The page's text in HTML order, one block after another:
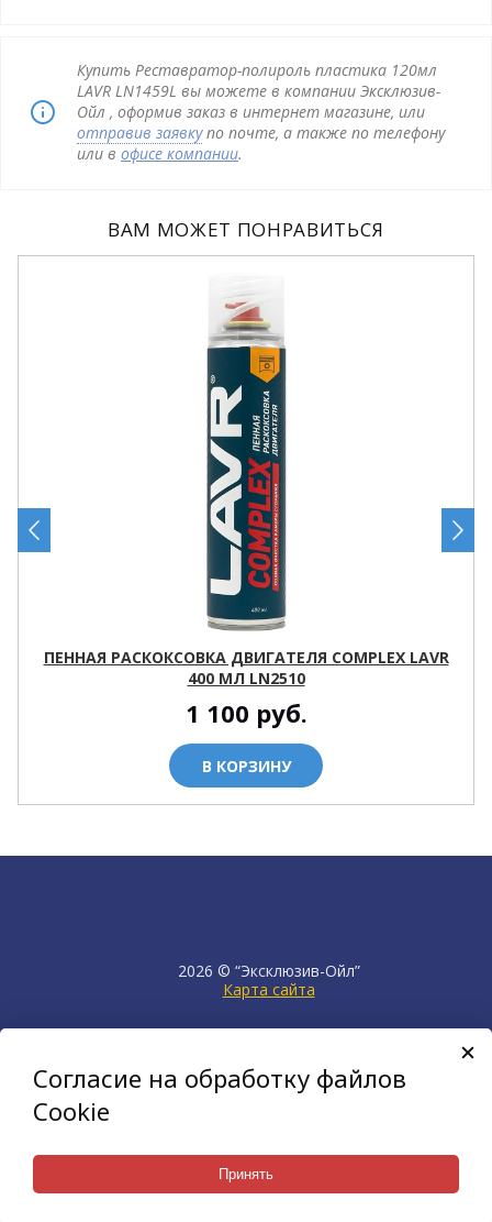
Купить Реставратор-полироль пластика 120мл
LAVR LN1459L вы можете в компании Эксклюзив-
Ойл , оформив заказ в интернет магазине, или
отправив заявкупо почте, а также по телефону
или в офисе компании.
ВАМ МОЖЕТ ПОНРАВИТЬСЯ
ПЕННАЯ РАСКОКСОВКА ДВИГАТЕЛЯ COMPLEX LAVR
400 МЛ LN2510
1 100 руб.
В КОРЗИНУ
2026 © “Эксклюзив-Ойл”
Карта сайта
продвижение сайта НЕТКАМ
создан на платформе
KORZILLA
Согласие на обработку файлов
Cookie
Принять